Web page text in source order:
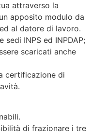
attraverso la
apposito modulo da
al datore di lavoro.
INPS ed INPDAP;
scaricati anche
certificazione di
di frazionare i tre